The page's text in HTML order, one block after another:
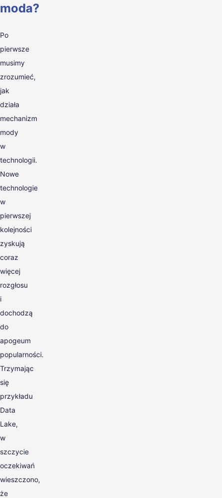
moda?
Po
pierwsze
musimy
zrozumieć,
jak
działa
mechanizm
mody
w
technologii.
Nowe
technologie
w
pierwszej
kolejności
zyskują
coraz
więcej
rozgłosu
i
dochodzą
do
apogeum
popularności.
Trzymając
się
przykładu
Data
Lake,
w
szczycie
oczekiwań
wieszczono,
że